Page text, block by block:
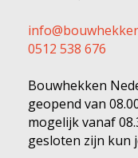
0512 538 676
Bouwhekken
geopend van
mogelijk vanaf
gesloten zijn kun